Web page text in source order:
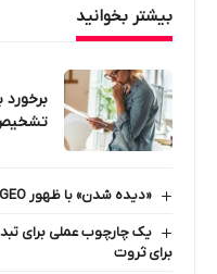
بیشتر بخوانید
برخورد
«دیده شدن» با ظهور GEO معنای جدیدی پیدا کرده است
یک چارچوب عملی برای
برای ثروت